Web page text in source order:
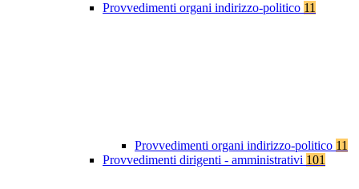
Provvedimenti organi indirizzo-politico 11
Provvedimenti organi indirizzo-politico 11
Provvedimenti dirigenti - amministrativi 101